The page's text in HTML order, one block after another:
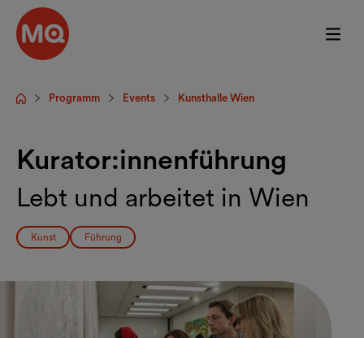
Zum Hauptinhalt springen
StartseiteProgramm Events Kunsthalle Wien
Kurator:innenführung
Lebt und arbeitet in Wien
Kunst Führung